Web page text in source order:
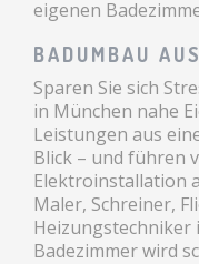
eigenen
BADUMBAU
Sparen Sie sich
in München nahe
Leistungen aus
Blick – und führen
Elektroinstallation
Maler, Schreiner,
Heizungstechniker
Badezimmer wird